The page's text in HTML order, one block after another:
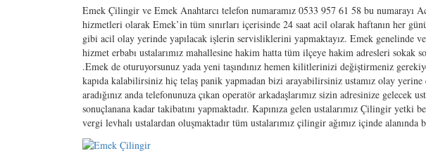
Emek Çilingir ve Emek Anahtarcı telefon numaramız 0533 957 61 58 bu
hizmetleri olarak Emek’in tüm sınırları içerisinde 24 saat acil olarak haftanın her
gibi acil olay yerinde yapılacak işlerin servisliklerini yapmaktayız. Emek genelinde
hizmet erbabı ustalarımız mahallesine hakim hatta tüm ilçeye hakim adresleri sokak
.Emek de oturuyorsunuz yada yeni taşındınız hemen kilitlerinizi değiştirmeniz
kapıda kalabilirsiniz hiç telaş panik yapmadan bizi arayabilirsiniz ustamız olay
aradığınız anda telefonunuza çıkan operatör arkadaşlarımız sizin adresinize
sonuçlanana kadar takibatını yapmaktadır. Kapınıza gelen ustalarımız Çilingir yetki
vergi levhalı ustalardan oluşmaktadır tüm ustalarımız çilingir ağımız içinde alanında